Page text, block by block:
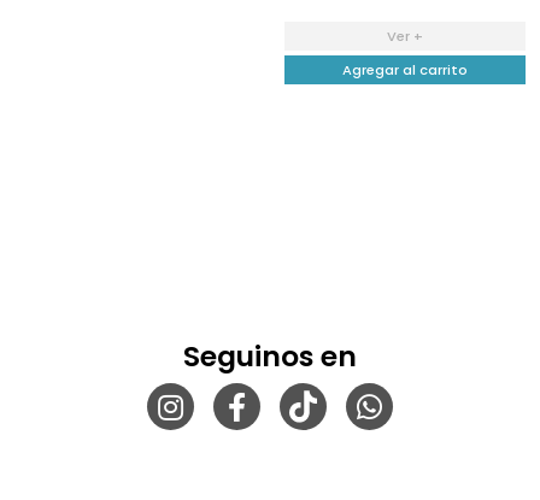
Ver +
Agregar al carrito
Seguinos en